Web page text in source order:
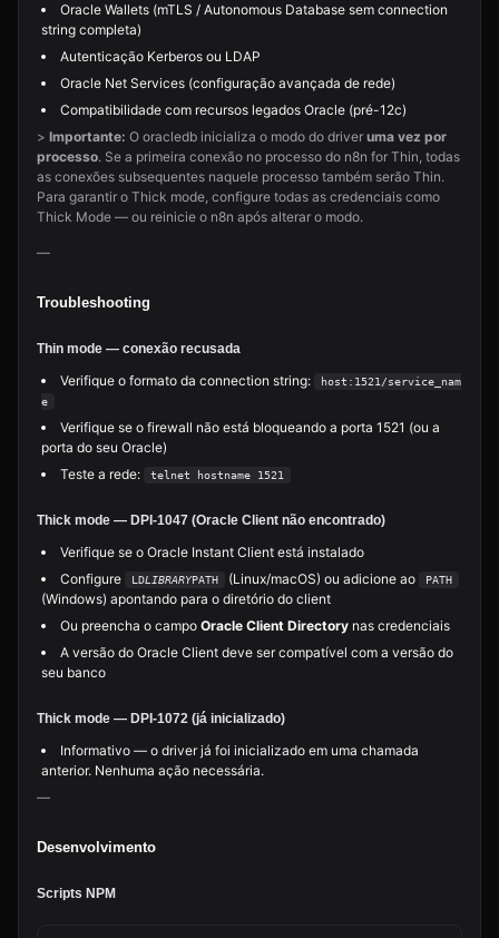
Oracle Wallets (mTLS / Autonomous Database sem connection
string completa)
Autenticação Kerberos ou LDAP
Oracle Net Services (configuração avançada de rede)
Compatibilidade com recursos legados Oracle (pré-12c)
> Importante: O oracledb inicializa o modo do driver uma vez por
processo. Se a primeira conexão no processo do n8n for Thin, todas
as conexões subsequentes naquele processo também serão Thin.
Para garantir o Thick mode, configure todas as credenciais como
Thick Mode — ou reinicie o n8n após alterar o modo.
—
Troubleshooting
Thin mode — conexão recusada
Verifique o formato da connection string:
host:1521/service_nam
e
Verifique se o firewall não está bloqueando a porta 1521 (ou a
porta do seu Oracle)
Teste a rede:
telnet hostname 1521
Thick mode — DPI-1047 (Oracle Client não encontrado)
Verifique se o Oracle Instant Client está instalado
Configure
LDLIBRARYPATH (Linux/macOS) ou adicione ao PATH
(Windows) apontando para o diretório do client
Ou preencha o campo Oracle Client Directory nas credenciais
A versão do Oracle Client deve ser compatível com a versão do
seu banco
Thick mode — DPI-1072 (já inicializado)
Informativo — o driver já foi inicializado em uma chamada
anterior. Nenhuma ação necessária.
—
Desenvolvimento
Scripts NPM